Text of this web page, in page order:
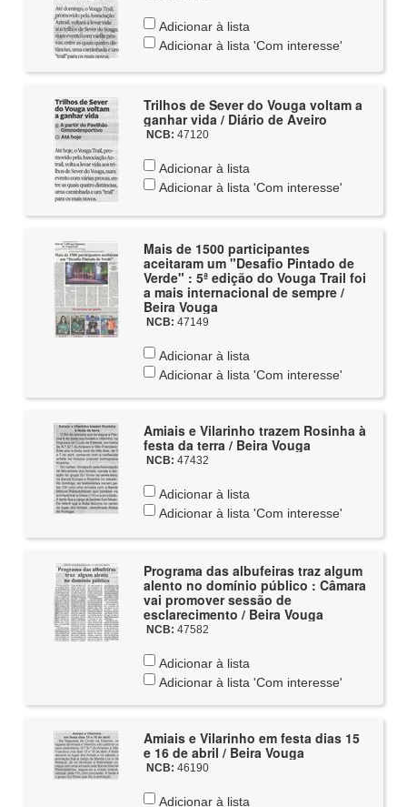
Adicionar à lista
Adicionar à lista 'Com interesse'
Trilhos de Sever do Vouga voltam a
ganhar vida / Diário de Aveiro
NCB: 47120
Adicionar à lista
Adicionar à lista 'Com interesse'
Mais de 1500 participantes
aceitaram um "Desafio Pintado de
Verde" : 5ª edição do Vouga Trail foi
a mais internacional de sempre /
Beira Vouga
NCB: 47149
Adicionar à lista
Adicionar à lista 'Com interesse'
Amiais e Vilarinho trazem Rosinha à
festa da terra / Beira Vouga
NCB: 47432
Adicionar à lista
Adicionar à lista 'Com interesse'
Programa das albufeiras traz algum
alento no domínio público : Câmara
vai promover sessão de
esclarecimento / Beira Vouga
NCB: 47582
Adicionar à lista
Adicionar à lista 'Com interesse'
Amiais e Vilarinho em festa dias 15
e 16 de abril / Beira Vouga
NCB: 46190
Adicionar à lista